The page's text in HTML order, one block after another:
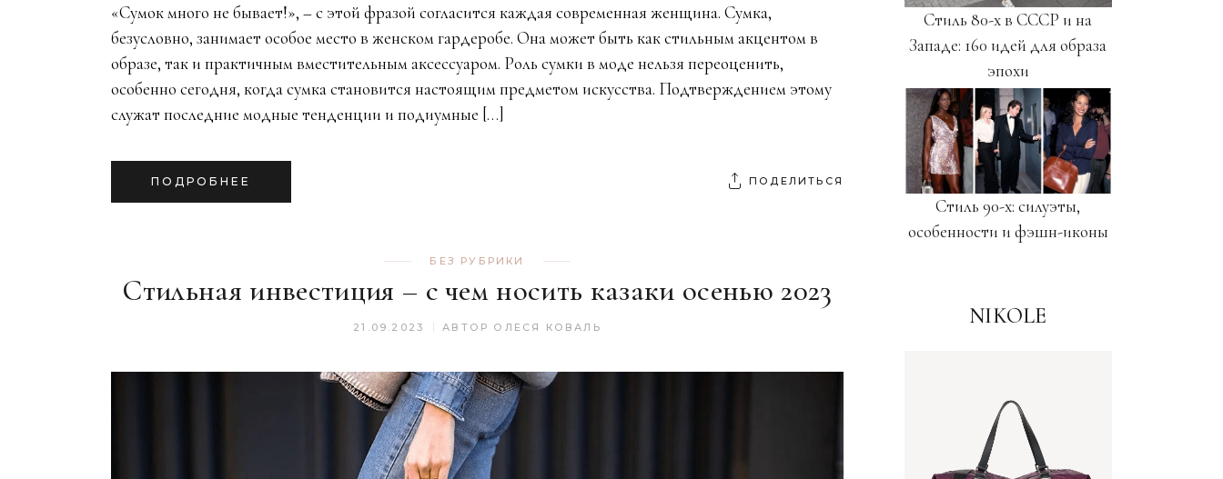
«Сумок много не бывает!», – с этой фразой согласится каждая современная женщина. Сумка,
безусловно, занимает особое место в женском гардеробе. Она может быть как стильным акцентом в
образе, так и практичным вместительным аксессуаром. Роль сумки в моде нельзя переоценить,
особенно сегодня, когда сумка становится настоящим предметом искусства. Подтверждением этому
служат последние модные тенденции и подиумные […]
ПОДРОБНЕЕ ПОДЕЛИТЬСЯ
БЕЗ РУБРИКИ
Стильная инвестиция – с чем носить казаки осенью 2023
21.09.2023 АВТОР ОЛЕСЯ КОВАЛЬ
Стиль 80-х в СССР и на
Западе: 160 идей для образа
эпохи
Стиль 90-х: силуэты,
особенности и фэшн-иконы
NIKOLE